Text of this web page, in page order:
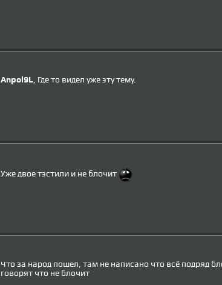
Anpol9L, Где то видел уже эту тему.
Уже двое тэстили и не блочит
Что за народ пошел, там не написано что всё подряд
говорят что не блочит